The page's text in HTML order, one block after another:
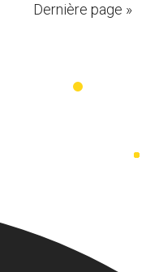
Dernière page »